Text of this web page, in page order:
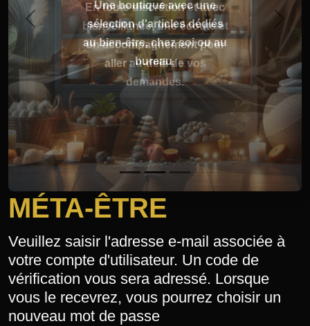
En toute discrétion et avec
bienveillance, une écoute et
un accompagnement pour
aller au-delà de vos
demandes.
Previous Next
MÉTA-ÊTRE
Veuillez saisir l'adresse e-mail associée à
votre compte d'utilisateur. Un code de
vérification vous sera adressé. Lorsque
vous le recevrez, vous pourrez choisir un
nouveau mot de passe